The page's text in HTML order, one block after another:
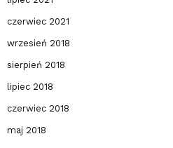
czerwiec 2021
wrzesień 2018
sierpień 2018
lipiec 2018
czerwiec 2018
maj 2018